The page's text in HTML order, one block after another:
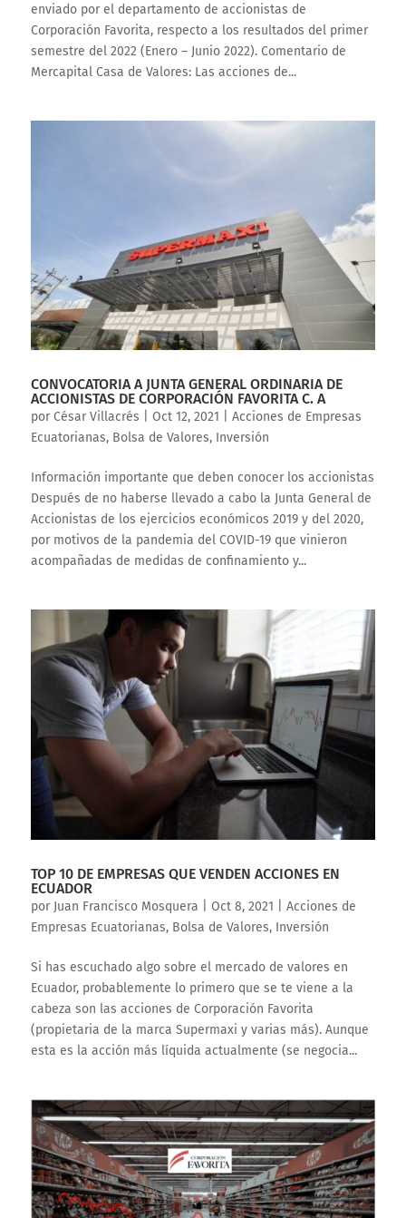
enviado por el departamento de accionistas de
Corporación Favorita, respecto a los resultados del primer
semestre del 2022 (Enero – Junio 2022). Comentario de
Mercapital Casa de Valores: Las acciones de...
CONVOCATORIA A JUNTA GENERAL ORDINARIA DE
ACCIONISTAS DE CORPORACIÓN FAVORITA C. A
porCésar Villacrés Oct 12, 2021
Acciones de Empresas
Ecuatorianas, Bolsa de Valores, Inversión
Información importante que deben conocer los accionistas
Después de no haberse llevado a cabo la Junta General de
Accionistas de los ejercicios económicos 2019 y del 2020,
por motivos de la pandemia del COVID-19 que vinieron
acompañadas de medidas de confinamiento y...
TOP 10 DE EMPRESAS QUE VENDEN ACCIONES EN
ECUADOR
por Juan Francisco Mosquera Oct 8, 2021
Acciones de
Empresas Ecuatorianas, Bolsa de Valores, Inversión
Si has escuchado algo sobre el mercado de valores en
Ecuador, probablemente lo primero que se te viene a la
cabeza son las acciones de Corporación Favorita
(propietaria de la marca Supermaxi y varias más). Aunque
esta es la acción más líquida actualmente (se negocia...